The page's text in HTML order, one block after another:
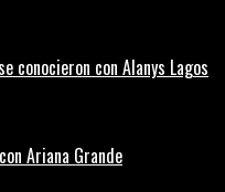
conocieron con Alanys Lagos
Ariana Grande